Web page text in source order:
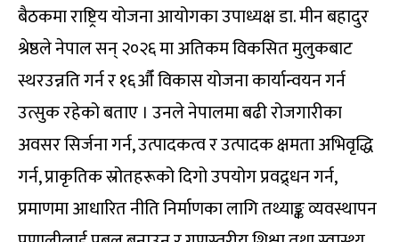
बैठकमा राष्ट्रिय योजना आयोगका उपाध्यक्ष डा. मीन बहादुर
श्रेष्ठले नेपाल सन् २०२६ मा अतिकम विकसित मुलुकबाट
स्थरउन्नति गर्न र १६औँ विकास योजना कार्यान्वयन गर्न
उत्सुक रहेको बताए । उनले नेपालमा बढी रोजगारीका
अवसर सिर्जना गर्न, उत्पादकत्व र उत्पादक क्षमता अभिवृद्धि
गर्न, प्राकृतिक स्रोतहरूको दिगो उपयोग प्रवद्र्धन गर्न,
प्रमाणमा आधारित नीति निर्माणका लागि तथ्याङ्क व्यवस्थापन